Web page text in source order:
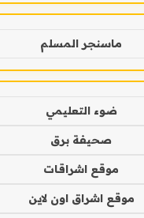
ماسنجر المسلم
ضوء التعليمي
صحيفة برق
موقع اشراقات
موقع اشراق اون لاين